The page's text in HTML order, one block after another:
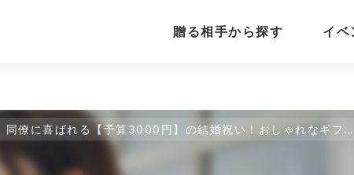
贈る相手から探す イベ
同僚に喜ばれる【予算3000円】の結婚祝い！おしゃれなギフト13選